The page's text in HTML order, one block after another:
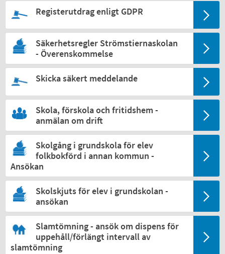
Registerutdrag enligt GDPR
Säkerhetsregler Strömstiernaskolan
- Överenskommelse
Skicka säkert meddelande
Skola, förskola och fritidshem -
anmälan om drift
Skolgång i grundskola för elev
folkbokförd i annan kommun -
Ansökan
Skolskjuts för elev i grundskolan -
ansökan
Slamtömning - ansök om dispens för
uppehåll/förlängt intervall av
slamtömning